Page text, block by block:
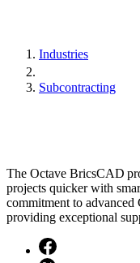
Industries
Subcontracting
The Octave BricsCAD
projects quicker with
commitment to
providing exceptional